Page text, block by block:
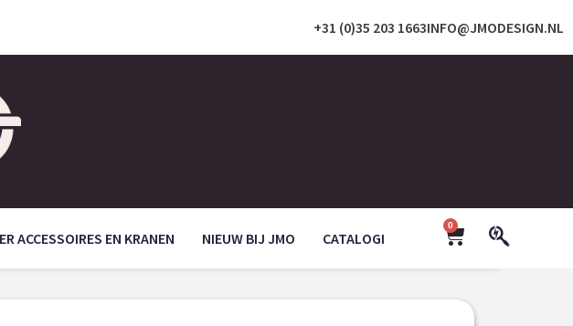
INFO@JMODESIGN.NL
+31 (0)35 203 1663
ACCESSOIRES EN KRANEN NIEUW BIJ JMO CATALOGI
0